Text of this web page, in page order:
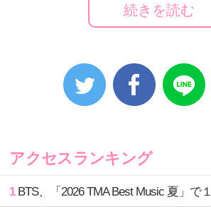
学開学50周年記念 第12回杜の都仙台オープンテコ
2017年10月1日（日）仙台大学体育
民国総領事杯 仙台大学開学50周年記
大会はプムセとキョルギの2部分で
集まった173名の選手が参加した。特
たBomb's道場の選手たちが大活躍し
続きを読む
アクセスランキング
1BTS、「2026 TMA Best Music 夏」で１位を獲得！